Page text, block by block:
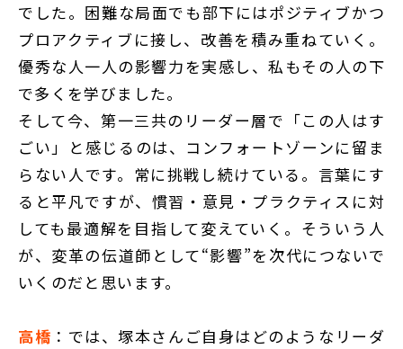
でした。困難な局面でも部下にはポジティブかつ
プロアクティブに接し、改善を積み重ねていく。
優秀な人一人の影響力を実感し、私もその人の下
で多くを学びました。
そして今、第一三共のリーダー層で「この人はす
ごい」と感じるのは、コンフォートゾーンに留ま
らない人です。常に挑戦し続けている。言葉にす
ると平凡ですが、慣習・意見・プラクティスに対
しても最適解を目指して変えていく。そういう人
が、変革の伝道師として“影響”を次代につないで
いくのだと思います。
高橋 ：では、塚本さんご自身はどのようなリーダ